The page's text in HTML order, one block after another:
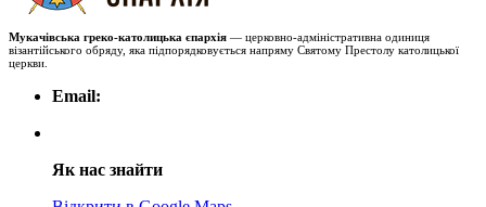
Мукачівська греко-католицька єпархія — церковно-адміністративна одиниця
візантійського обряду, яка підпорядковується напряму Святому Престолу католицької
церкви.
Email:
Як нас знайти